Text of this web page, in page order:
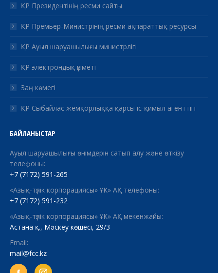
ҚР Президентінің ресми сайты
ҚР Премьер-Министрінің ресми ақпараттық ресурсы
ҚР Ауыл шаруашылығы министрлігі
ҚР электрондық үкіметі
Заң көмегі
ҚР Сыбайлас жемқорлыққа қарсы іс-қимыл агенттігі
БАЙЛАНЫСТАР
Ауыл шаруашылығы өнімдерін сатып алу және өткізу
телефоны:
+7 (7172) 591-265
«Азық-түлік корпорациясы» ҰК» АҚ телефоны:
+7 (7172) 591-232
«Азық-түлік корпорациясы» ҰК» АҚ мекенжайы:
Астана қ., Мәскеу көшесі, 29/3
Email:
mail@fcc.kz